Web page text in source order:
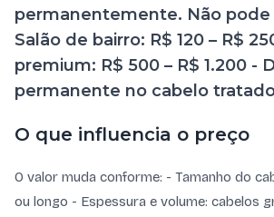
permanentemente. Não
Salão de bairro: R$ 120 – R$
premium: R$ 500 – R$ 1.200 -
permanente no cabelo
O que influencia o preço
O valor muda conforme: - Tamanho do
ou longo - Espessura e volume: cabelos